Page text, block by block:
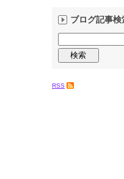
ブログ記事検
RSS